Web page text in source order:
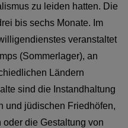
zu leiden hatten. Die
bis sechs Monate. Im
veranstaltet
(Sommerlager), an
Ländern
sind die Instandhaltung
und jüdischen Friedhöfen,
die Gestaltung von